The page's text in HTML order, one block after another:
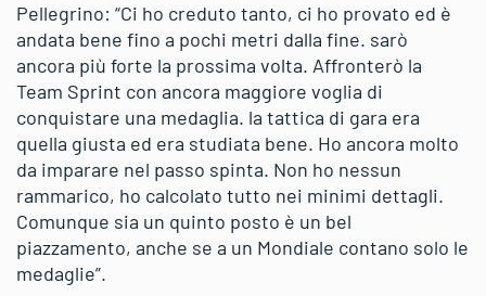
Pellegrino: “Ci ho creduto tanto, ci ho provato ed è
andata bene fino a pochi metri dalla fine. sarò
ancora più forte la prossima volta. Affronterò la
Team Sprint con ancora maggiore voglia di
conquistare una medaglia. la tattica di gara era
quella giusta ed era studiata bene. Ho ancora molto
da imparare nel passo spinta. Non ho nessun
rammarico, ho calcolato tutto nei minimi dettagli.
Comunque sia un quinto posto è un bel
piazzamento, anche se a un Mondiale contano solo le
medaglie”.